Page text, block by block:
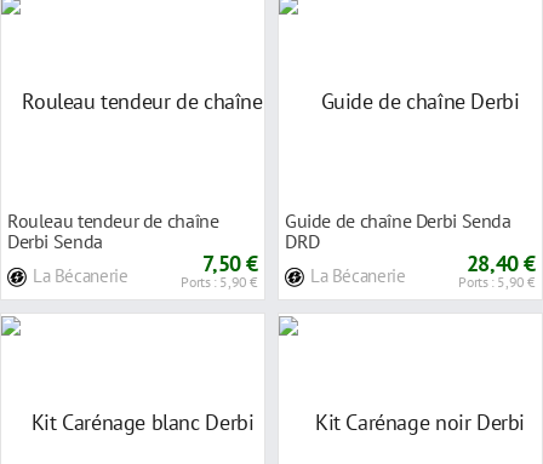
Rouleau tendeur de chaîne
Derbi Senda
La Bécanerie 7,50 €
Ports : 5,90 €
Guide de chaîne Derbi Senda
DRD
La Bécanerie 28,40 €
Ports : 5,90 €